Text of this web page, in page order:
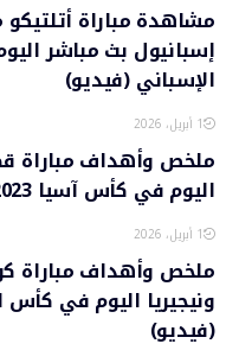
مشاهدة مباراة
إسبانيول بث مباشر
الإسباني (فيديو)
1 أبريل، 2026
ملخص وأهداف مباراة
اليوم في كأس آسيا 2023 (فيديو)
1 أبريل، 2026
ملخص وأهداف مباراة
ونيجيريا اليوم في كأس
(فيديو)